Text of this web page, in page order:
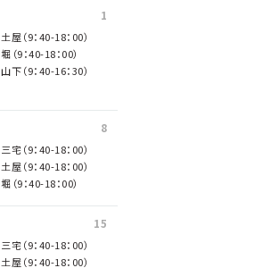
1
土屋（9：40-18：00）
堀（9：40-18：00）
山下（9：40-16：30）
8
三宅（9：40-18：00）
土屋（9：40-18：00）
堀（9：40-18：00）
15
三宅（9：40-18：00）
土屋（9：40-18：00）